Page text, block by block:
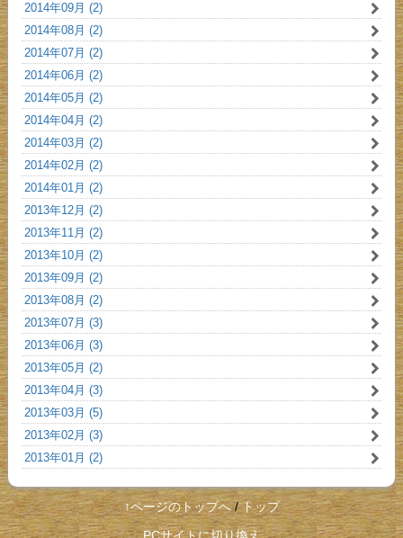
2014年09月 (2)
2014年08月 (2)
2014年07月 (2)
2014年06月 (2)
2014年05月 (2)
2014年04月 (2)
2014年03月 (2)
2014年02月 (2)
2014年01月 (2)
2013年12月 (2)
2013年11月 (2)
2013年10月 (2)
2013年09月 (2)
2013年08月 (2)
2013年07月 (3)
2013年06月 (3)
2013年05月 (2)
2013年04月 (3)
2013年03月 (5)
2013年02月 (3)
2013年01月 (2)
↑ページのトップへ/トップ